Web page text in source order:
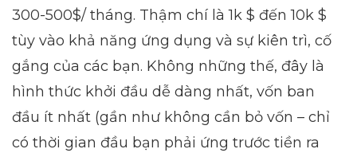
300-500$/ tháng. Thậm chí là 1k $ đến 10k $
tùy vào khả năng ứng dụng và sự kiên trì, cố
gắng của các bạn. Không những thế, đây là
hình thức khởi đầu dễ dàng nhất, vốn ban
đầu ít nhất (gần như không cần bỏ vốn – chỉ
có thời gian đầu bạn phải ứng trước tiền ra